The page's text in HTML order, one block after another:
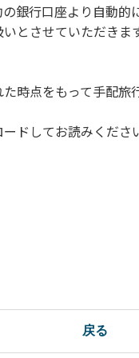
から川についての
銀行口座より自動的
とさせていただきます
時点をもって手配旅
ドしてお読みくださ
戻る